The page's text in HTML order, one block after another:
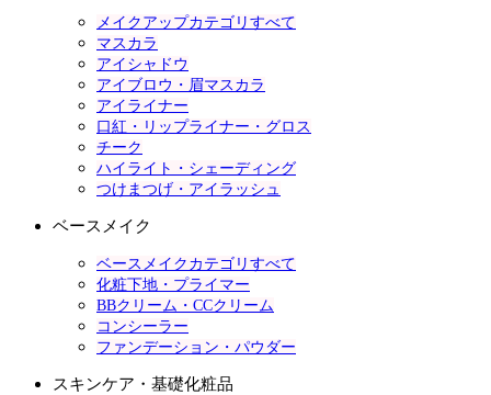
メイクアップカテゴリすべて
マスカラ
アイシャドウ
アイブロウ・眉マスカラ
アイライナー
口紅・リップライナー・グロス
チーク
ハイライト・シェーディング
つけまつげ・アイラッシュ
ベースメイク
ベースメイクカテゴリすべて
化粧下地・プライマー
BBクリーム・CCクリーム
コンシーラー
ファンデーション・パウダー
スキンケア・基礎化粧品